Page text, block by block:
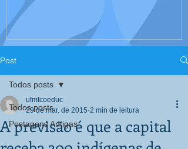
Post
Todos posts
Postagens Antigas
Todos posts
A previsão é que a capital
ufmtcoeduc
29 de mar. de 2015 2 min de leitura